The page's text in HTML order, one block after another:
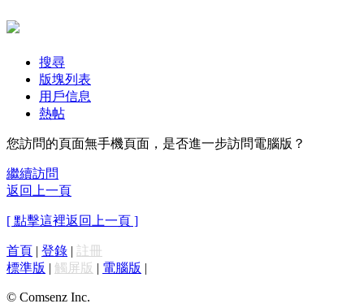
搜尋
版塊列表
用戶信息
熱帖
您訪問的頁面無手機頁面，是否進一步訪問電腦版？
繼續訪問
返回上一頁
[ 點擊這裡返回上一頁 ]
首頁 | 登錄 | 註冊
標準版 | 觸屏版 | 電腦版 |
© Comsenz Inc.